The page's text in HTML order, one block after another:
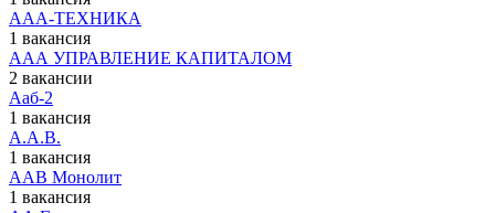
ААА-ТЕХНИКА
1 вакансия
ААА УПРАВЛЕНИЕ КАПИТАЛОМ
2 вакансии
Ааб-2
1 вакансия
А.А.В.
1 вакансия
ААВ Монолит
1 вакансия